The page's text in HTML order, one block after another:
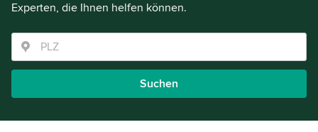
Experten, die Ihnen helfen können.
Suchen